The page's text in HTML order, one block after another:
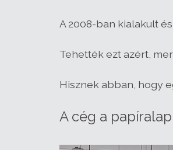
A 2008-ban kialakult
Tehették ezt azért,
Hisznek abban, hogy
A cég a